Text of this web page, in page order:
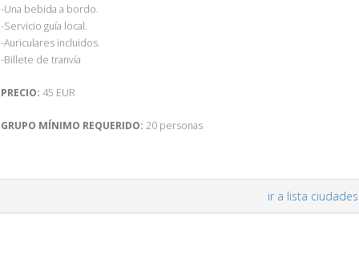
-Una bebida a bordo.
-Servicio guía local.
-Auriculares incluidos.
-Billete de tranvía
PRECIO: 45 EUR
GRUPO MÍNIMO REQUERIDO: 20 personas
ir a lista ciudades